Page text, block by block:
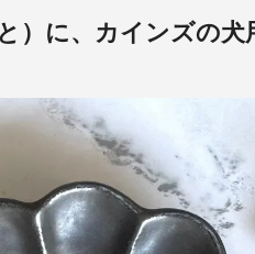
）に、カインズの